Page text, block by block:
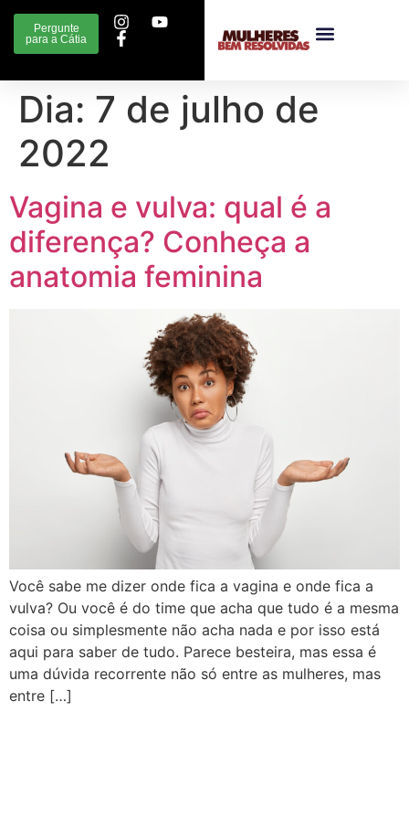
Pergunte
para a Cátia
Dia: 7 de julho de
2022
Vagina e vulva: qual é a
diferença? Conheça a
anatomia feminina
Você sabe me dizer onde fica a vagina e onde fica a
vulva? Ou você é do time que acha que tudo é a mesma
coisa ou simplesmente não acha nada e por isso está
aqui para saber de tudo. Parece besteira, mas essa é
uma dúvida recorrente não só entre as mulheres, mas
entre […]